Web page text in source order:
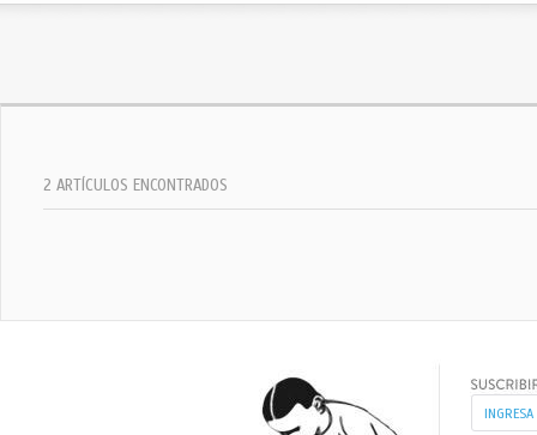
2 ARTÍCULOS ENCONTRADOS